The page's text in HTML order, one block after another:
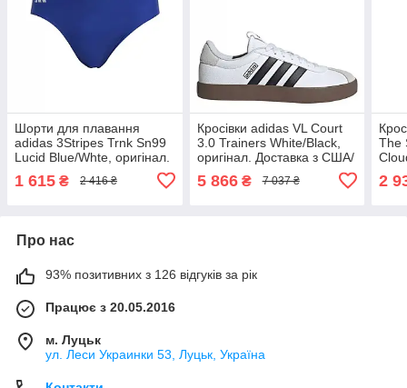
Шорти для плавання
adidas 3Stripes Trnk Sn99
Lucid Blue/Whte, оригінал.
протягом 14 днів
1 615 ₴ 2 416 ₴
Кросівки adidas VL Court
3.0 Trainers White/Black,
оригінал. Доставка з США/
5 866₴ 7 037 ₴
The
2
Про нас
93% позитивних з 126 відгуків за рік
Працює з 20.05.2016
м. Луцьк
ул. Леси Украинки 53, Луцьк, Україна